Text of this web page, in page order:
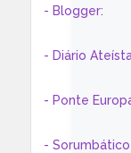
- Blogger:
- Diário
- Ponte
-